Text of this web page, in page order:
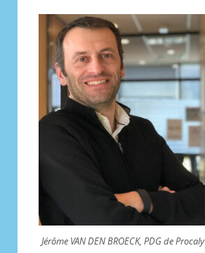
Jérôme VAN DEN BROECK, PDG de Procaly